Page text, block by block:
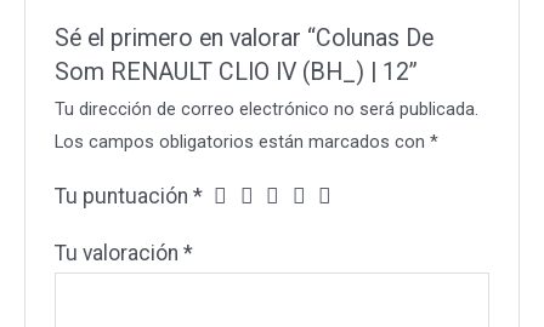
Sé el primero en valorar “Colunas De
Som RENAULT CLIO IV (BH_) | 12”
Tu dirección de correo electrónico no será publicada.
Los campos obligatorios están marcados con*
Tu puntuación*
Tu valoración*